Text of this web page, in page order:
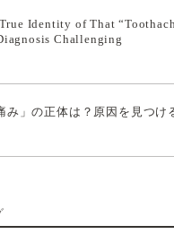
Identity of That
Challenging
み」の正体は？原因を見つけ